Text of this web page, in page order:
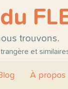
trouvons.
et
À propos